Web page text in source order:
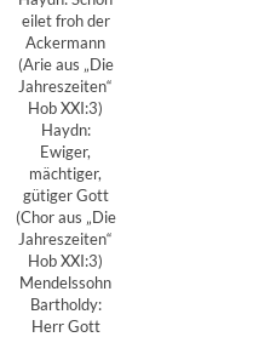
eilet froh der
Ackermann
(Arie aus „Die
Jahreszeiten“
Hob XXI:3)
Haydn:
Ewiger,
mächtiger,
gütiger Gott
(Chor aus „Die
Jahreszeiten“
Hob XXI:3)
Mendelssohn
Bartholdy:
Herr Gott